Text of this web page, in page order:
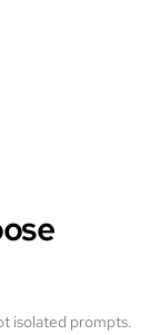
isolated prompts.